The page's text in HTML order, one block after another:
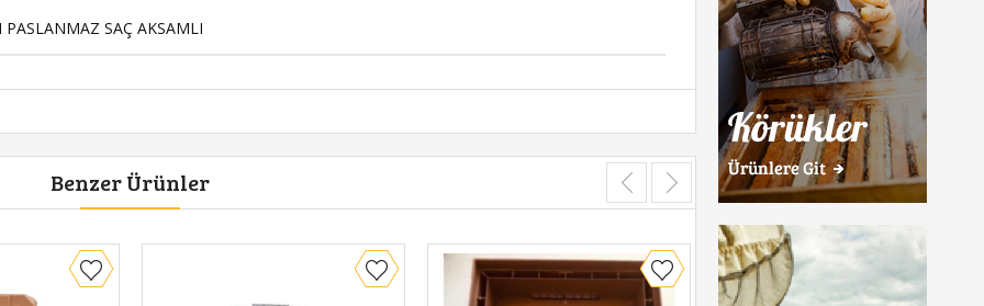
SAÇ AKSAMLI
Benzer Ürünler